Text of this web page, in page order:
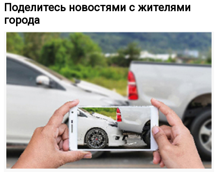
Поделитесь новостями с жителями
города